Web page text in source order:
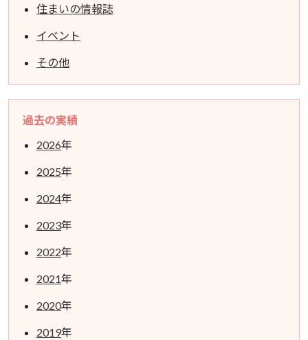
住まいの情報誌
イベント
その他
過去の実績
2026年
2025年
2024年
2023年
2022年
2021年
2020年
2019年